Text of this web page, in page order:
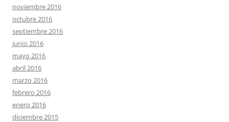
noviembre 2016
octubre 2016
septiembre 2016
junio 2016
mayo 2016
abril 2016
marzo 2016
febrero 2016
enero 2016
diciembre 2015